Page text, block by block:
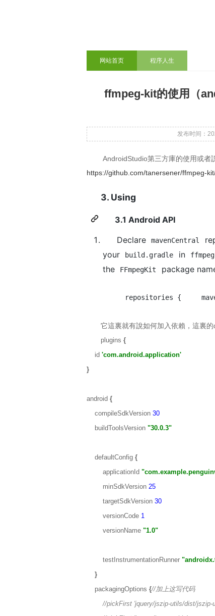
网站首页 程序人生
ffmpeg-kit的使用（
发布时间：
AndroidStudio第三方庫的使用或者
https://github.com/tanersener/ffmpeg-
3. Using
3.1 Android API
Declare
mavenCentral
your
build.gradle in
the
FFmpegKit package
repositories {
它這裏就有說如何加入依賴，這裏
plugins {
id 'com.android.application'
}
android {
compileSdkVersion 30
buildToolsVersion "30.0.3"
defaultConfig {
applicationId
minSdkVersion 25
targetSdkVersion 30
versionCode 1
versionName "1.0"
testInstrumentationRunner
}
packagingOptions {//加上这写代码
//pickFirst 'jquery/jszip-utils/dist/jszip-